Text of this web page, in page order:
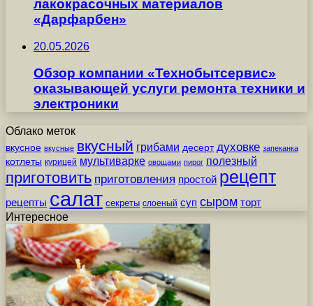
лакокрасочных материалов
«Дарфарбен»
20.05.2026
Обзор компании «Технобытсервис»
оказывающей услуги ремонта техники и
электроники
Облако меток
вкусное вкусные вкусный грибами десерт духовке запеканка
котлеты курицей мультиварке овощами пирог полезный
приготовить приготовления простой рецепт
рецепты салат секреты слоеный суп сыром торт
Интересное